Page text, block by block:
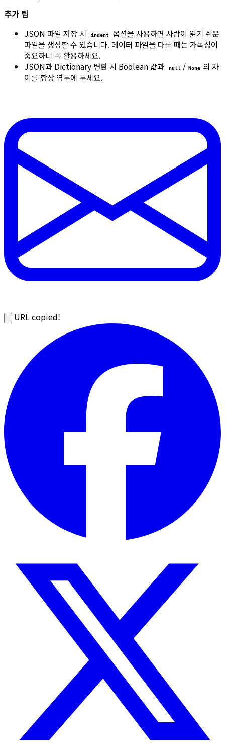
추가 팁
JSON 파일 저장 시 indent
옵션을 사용하면 사람이 읽기 쉬운
파일을 생성할 수 있습니다. 데이터 파일을 다룰 때는 가독성이
중요하니 꼭 활용하세요.
JSON과 Dictionary 변환 시 Boolean 값과
null / None 의 차
이를 항상 염두에 두세요.
URL copied!